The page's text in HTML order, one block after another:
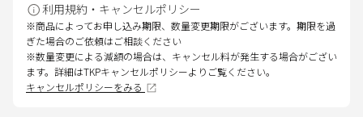
利用規約・キャンセルポリシー
※商品によってお申し込み期限、数量変更期限がございます。期限を過
ぎた場合のご依頼はご相談ください
※数量変更による減額の場合は、キャンセル料が発生する場合がござい
ます。詳細はTKPキャンセルポリシーよりご覧ください。
キャンセルポリシーをみる